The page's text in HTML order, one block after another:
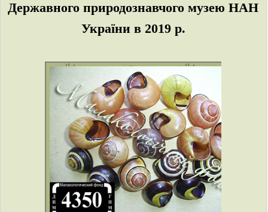
Державного природознавчого музею НАН
України в 2019 р.